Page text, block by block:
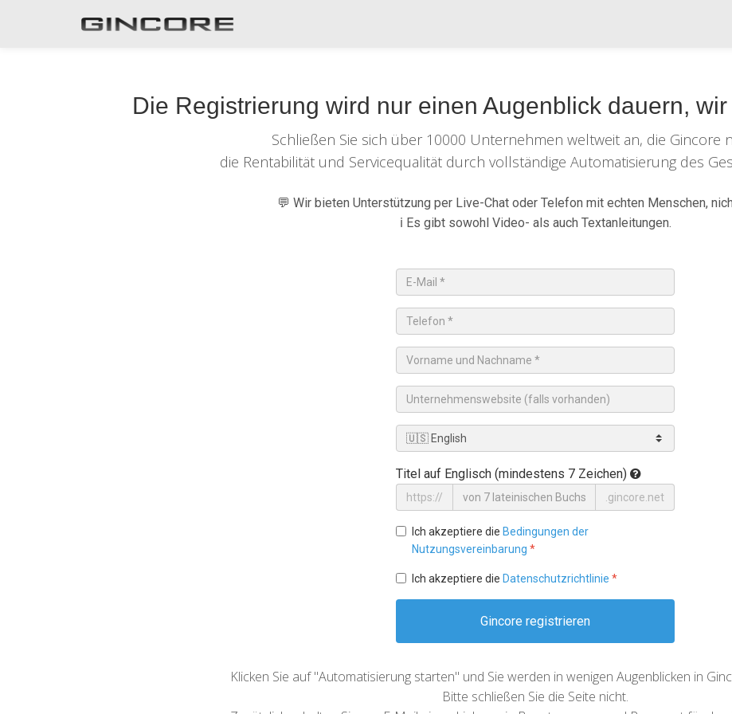
Die Registrierung wird nur einen Augenblick dauern,
Schließen Sie sich über 10000 Unternehmen weltweit an, die Gincore
die Rentabilität und Servicequalität durch vollständige Automatisierung des
💬 Wir bieten Unterstützung per Live-Chat oder Telefon mit echten Menschen,
ℹ️ Es gibt sowohl Video- als auch Textanleitungen.
Titel auf Englisch (mindestens 7 Zeichen)
https:// .gincore.net
Ich akzeptiere die Bedingungen der
Nutzungsvereinbarung *
Ich akzeptiere die Datenschutzrichtlinie *
Gincore registrieren
Klicken Sie auf "Automatisierung starten" und Sie werden in wenigen Augenblicken in
Bitte schließen Sie die Seite nicht.